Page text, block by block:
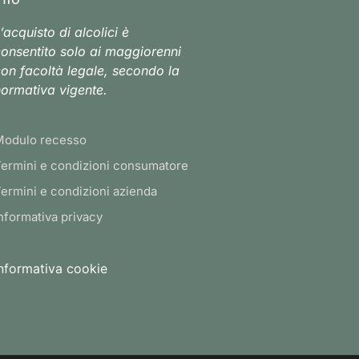
di alcolici è
solo ai maggiorenni
facoltà legale, secondo la
vigente.
recesso
e condizioni consumatore
e condizioni azienda
privacy
cookie